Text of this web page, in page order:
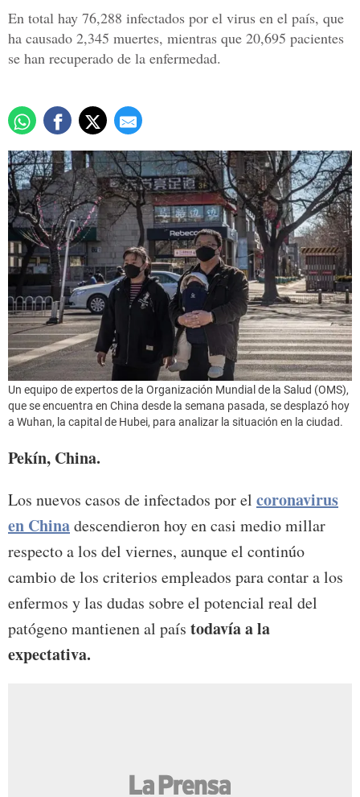
En total hay 76,288 infectados por el virus en el país, que
ha causado 2,345 muertes, mientras que 20,695 pacientes
se han recuperado de la enfermedad.
Un equipo de expertos de la Organización Mundial de la Salud (OMS),
que se encuentra en China desde la semana pasada, se desplazó hoy
a Wuhan, la capital de Hubei, para analizar la situación en la ciudad.
Pekín, China.
Los nuevos casos de infectados por el coronavirus
en Chinadescendieron hoy en casi medio millar
respecto a los del viernes, aunque el continúo
cambio de los criterios empleados para contar a los
enfermos y las dudas sobre el potencial real del
patógeno mantienen al país todavía a la
expectativa.